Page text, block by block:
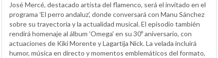
José Mercé, destacado artista del flamenco, será el invitado en el
programa 'El perro andaluz', donde conversará con Manu Sánchez
sobre su trayectoria y la actualidad musical. El episodio también
rendirá homenaje al álbum 'Omega' en su 30º aniversario, con
actuaciones de Kiki Morente y Lagartija Nick. La velada incluirá
humor, música en directo y momentos emblemáticos del formato,